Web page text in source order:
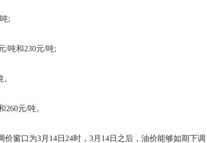
;
吨和230元/吨;
元/吨。
窗口为3月14日24时，3月14日之后，油价能够如期下调